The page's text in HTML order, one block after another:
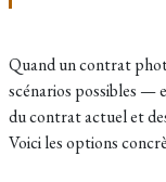
Quand un contrat
scénarios possibles —
du contrat actuel et
Voici les options